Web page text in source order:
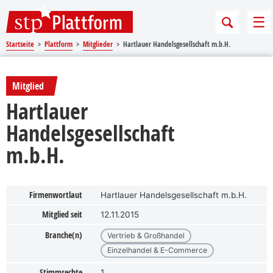
Startseite Plattform Mitglieder Hartlauer Handelsgesellschaft m.b.H.
Mitglied
Hartlauer
Handelsgesellschaft
m.b.H.
Firmenwortlaut Hartlauer Handelsgesellschaft m.b.H.
Mitglied seit 12.11.2015
Branche(n)
Vertrieb & Großhandel
Einzelhandel & E-Commerce